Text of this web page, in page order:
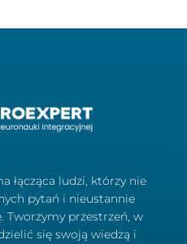
łącząca ludzi, którzy nie
pytań i nieustannie
Tworzymy przestrzeń, w
się swoją wiedzą i